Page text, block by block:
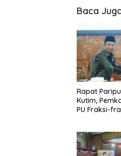
Baca
Rapat
Kutim,
PU Fraksi-